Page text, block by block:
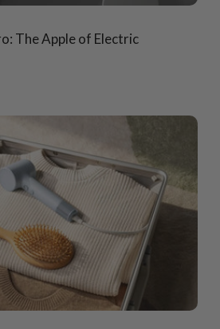
The Apple of Electric